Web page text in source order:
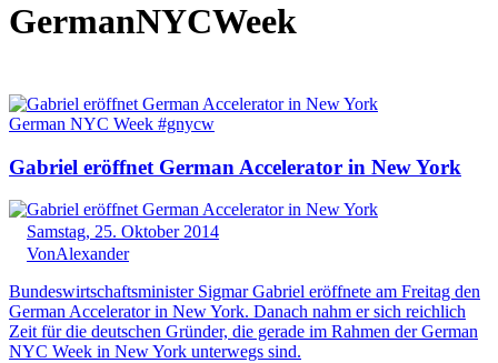
GermanNYCWeek
German NYC Week #gnycw
Gabriel eröffnet German Accelerator in New York
Samstag, 25. Oktober 2014
VonAlexander
Bundeswirtschaftsminister Sigmar Gabriel eröffnete am Freitag den
German Accelerator in New York. Danach nahm er sich reichlich
Zeit für die deutschen Gründer, die gerade im Rahmen der German
NYC Week in New York unterwegs sind.